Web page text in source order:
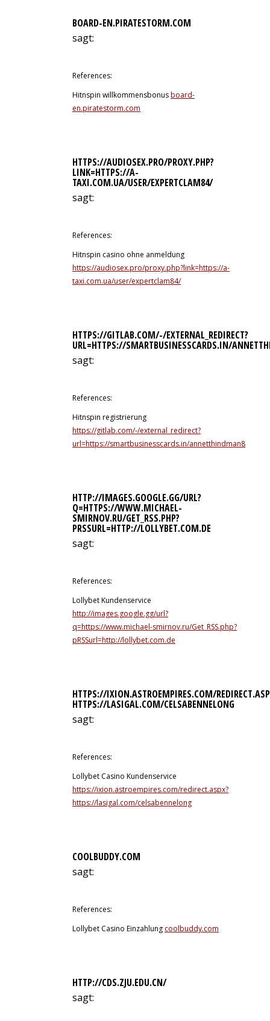
BOARD-EN.PIRATESTORM.COM
sagt:
References:
Hitnspin willkommensbonusboard-
en.piratestorm.com
HTTPS://AUDIOSEX.PRO/PROXY.PHP?
LINK=HTTPS://A-
TAXI.COM.UA/USER/EXPERTCLAM84/
sagt:
References:
Hitnspin casino ohne anmeldung
https://audiosex.pro/proxy.php?link=https://a-
taxi.com.ua/user/expertclam84/
HTTPS://GITLAB.COM/-/EXTERNAL_REDIRECT?
URL=HTTPS://SMARTBUSINESSCARDS.IN/
sagt:
References:
Hitnspin registrierung
https://gitlab.com/-/external_redirect?
url=https://smartbusinesscards.in/annetthindman8
HTTP://IMAGES.GOOGLE.GG/URL?
Q=HTTPS://WWW.MICHAEL-
SMIRNOV.RU/GET_RSS.PHP?
PRSSURL=HTTP://LOLLYBET.COM.DE
sagt:
References:
Lollybet Kundenservice
http://images.google.gg/url?
q=https://www.michael-smirnov.ru/Get_RSS.php?
pRSSurl=http://lollybet.com.de
HTTPS://IXION.ASTROEMPIRES.COM/
HTTPS://LASIGAL.COM/CELSABENNELONG
sagt:
References:
Lollybet Casino Kundenservice
https://ixion.astroempires.com/redirect.aspx?
https://lasigal.com/celsabennelong
COOLBUDDY.COM
sagt:
References:
Lollybet Casino Einzahlung coolbuddy.com
HTTP://CDS.ZJU.EDU.CN/
sagt: